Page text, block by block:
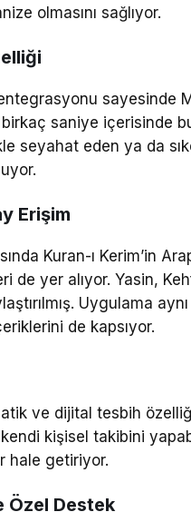
olmasını sağlıyor.
sayesinde
saniye içerisinde
seyahat eden ya da
Erişim
Kuran-ı Kerim’in
de yer alıyor. Yasin,
Uygulama
de kapsıyor.
ve dijital tesbih
kişisel takibini
hale getiriyor.
Özel Destek